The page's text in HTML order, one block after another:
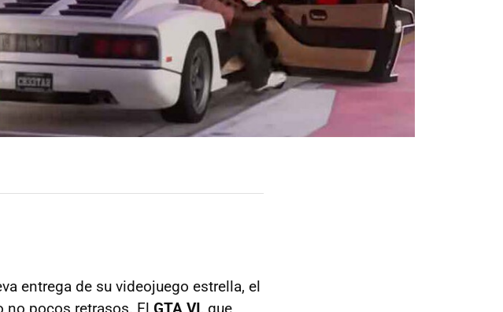
entrega de su videojuego estrella, el
no pocos retrasos. El GTA VI, que